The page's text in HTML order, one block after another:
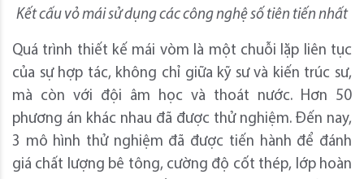
Kết cấu vỏ mái sử dụng các công nghệ số tiên tiến nhất
Quá trình thiết kế mái vòm là một chuỗi lặp liên tục
của sự hợp tác, không chỉ giữa kỹ sư và kiến trúc sư,
mà còn với đội âm học và thoát nước. Hơn 50
phương án khác nhau đã được thử nghiệm. Đến nay,
3 mô hình thử nghiệm đã được tiến hành để đánh
giá chất lượng bê tông, cường độ cốt thép, lớp hoàn